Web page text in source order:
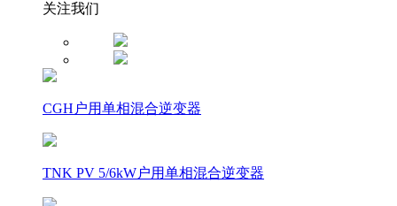
关注我们
CGH户用单相混合逆变器
TNK PV 5/6kW户用单相混合逆变器